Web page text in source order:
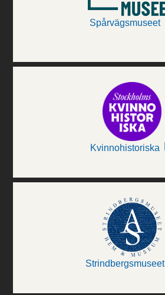
Spårvägsmuseet
Kvinnohistoriska
Strindbergsmuseet